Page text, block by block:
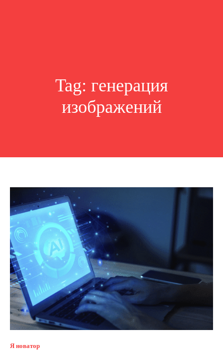
Tag: генерация
изображений
Я новатор